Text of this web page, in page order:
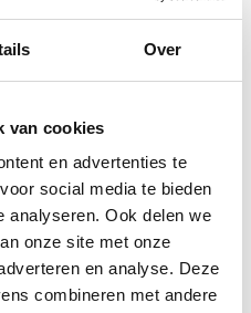
Over
van cookies
en advertenties te
social media te bieden
analyseren. Ook delen we
onze site met onze
en analyse. Deze
combineren met andere